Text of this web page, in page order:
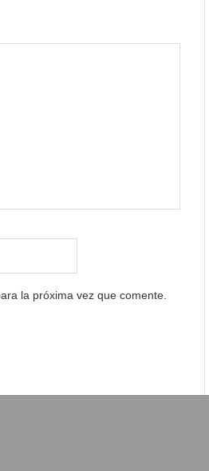
la próxima vez que comente.